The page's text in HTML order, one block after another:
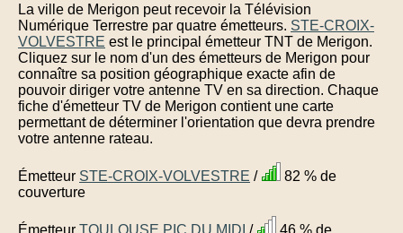
La ville de Merigon peut recevoir la Télévision
Numérique Terrestre par quatre émetteurs. STE-CROIX-
VOLVESTRE est le principal émetteur TNT de Merigon.
Cliquez sur le nom d'un des émetteurs de Merigon pour
connaître sa position géographique exacte afin de
pouvoir diriger votre antenne TV en sa direction. Chaque
fiche d'émetteur TV de Merigon contient une carte
permettant de déterminer l'orientation que devra prendre
votre antenne rateau.
Émetteur STE-CROIX-VOLVESTRE /
82 % de
couverture
Émetteur TOULOUSE PIC DU MIDI /
46 % de